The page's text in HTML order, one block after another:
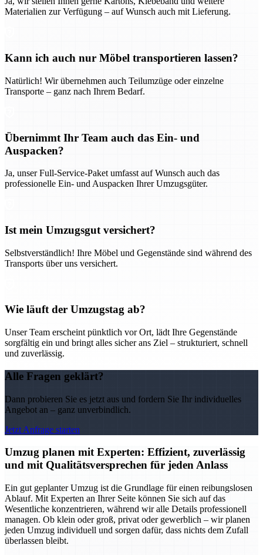
Materialien zur Verfügung – auf Wunsch auch mit Lieferung.
Kann ich auch nur Möbel transportieren lassen?
Natürlich! Wir übernehmen auch Teilumzüge oder einzelne
Transporte – ganz nach Ihrem Bedarf.
Übernimmt Ihr Team auch das Ein- und
Auspacken?
Ja, unser Full-Service-Paket umfasst auf Wunsch auch das
professionelle Ein- und Auspacken Ihrer Umzugsgüter.
Ist mein Umzugsgut versichert?
Selbstverständlich! Ihre Möbel und Gegenstände sind während des
Transports über uns versichert.
Wie läuft der Umzugstag ab?
Unser Team erscheint pünktlich vor Ort, lädt Ihre Gegenstände
sorgfältig ein und bringt alles sicher ans Ziel – strukturiert, schnell
und zuverlässig.
Alle Fragen geklärt?
Dann probieren Sie es jetzt aus und fordern Sie Ihr individuelles
Angebot an – ganz unverbindlich.
Jetzt Anfrage starten
Umzug planen mit Experten: Effizient, zuverlässig
und mit Qualitätsversprechen für jeden Anlass
Ein gut geplanter Umzug ist die Grundlage für einen reibungslosen
Ablauf. Mit Experten an Ihrer Seite können Sie sich auf das
Wesentliche konzentrieren, während wir alle Details professionell
managen. Ob klein oder groß, privat oder gewerblich – wir planen
jeden Umzug individuell und sorgen dafür, dass nichts dem Zufall
überlassen bleibt.